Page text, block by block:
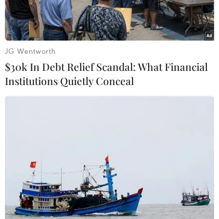
Ảnh minh họa. (Nguồn ảnh: Hào Nguyễn/Vietnam+)
Từ ngày 10/2, các cơ quan, tổ chức, cá nhân, hộ
gia đình có liên quan đến hoạt động xây dựng,
JG Wentworth
$30k In Debt Relief Scandal: What Financial
Institutions Quietly Conceal